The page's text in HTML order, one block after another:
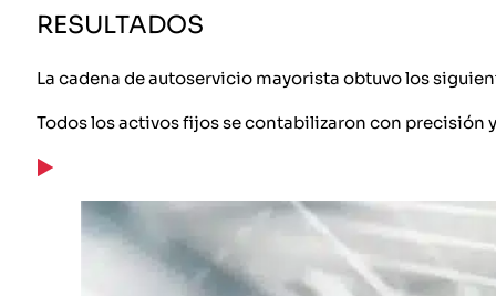
RESULTADOS
La cadena de autoservicio mayorista obtuvo los
Todos los activos fijos se contabilizaron con